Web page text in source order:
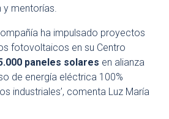
mentorías.
ha impulsado proyectos
fotovoltaicos en su Centro
paneles solares en alianza
de energía eléctrica 100%
industriales’, comenta Luz María